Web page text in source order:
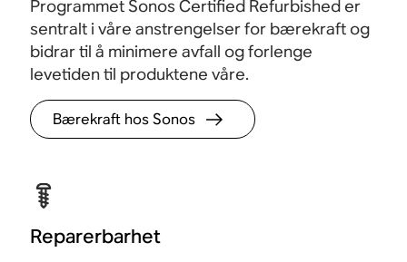
Programmet Sonos Certified Refurbished er
sentralt i våre anstrengelser for bærekraft og
bidrar til å minimere avfall og forlenge
levetiden til produktene våre.
Bærekraft hos Sonos
Reparerbarhet